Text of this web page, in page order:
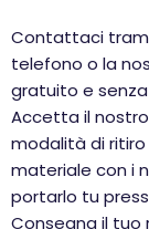
Contattaci
telefono o la
gratuito e
Accetta il
modalità di
materiale con i
portarlo tu
Consegna il tuo